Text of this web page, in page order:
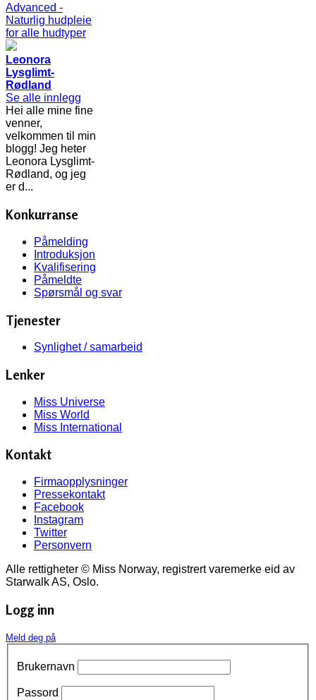
Leonora
Lysglimt-
Rødland
Se alle innlegg
Hei alle mine fine
venner,
velkommen til min
blogg! Jeg heter
Leonora Lysglimt-
Rødland, og jeg
er d...
Konkurranse
Påmelding
Introduksjon
Kvalifisering
Påmeldte
Spørsmål og svar
Tjenester
Synlighet / samarbeid
Lenker
Miss Universe
Miss World
Miss International
Kontakt
Firmaopplysninger
Pressekontakt
Facebook
Instagram
Twitter
Personvern
Alle rettigheter © Miss Norway, registrert varemerke eid av
Starwalk AS, Oslo.
Logg inn
Meld deg på
Brukernavn
Passord